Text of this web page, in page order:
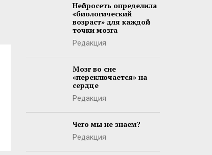
Нейросеть определила
«биологический
возраст» для каждой
точки мозга
Редакция
Мозг во сне
«переключается» на
сердце
Редакция
Чего мы не знаем?
Редакция